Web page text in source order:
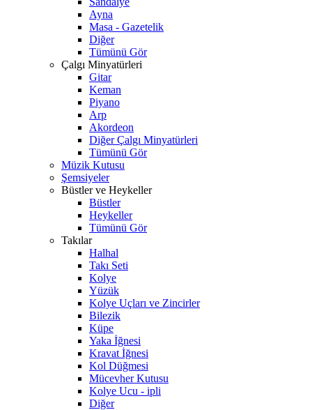
Ayna
Masa - Gazetelik
Diğer
Tümünü Gör
Çalgı Minyatürleri
Gitar
Keman
Piyano
Arp
Akordeon
Diğer Çalgı Minyatürleri
Tümünü Gör
Müzik Kutusu
Şemsiyeler
Büstler ve Heykeller
Büstler
Heykeller
Tümünü Gör
Takılar
Halhal
Takı Seti
Kolye
Yüzük
Kolye Uçları ve Zincirler
Bilezik
Küpe
Yaka İğnesi
Kravat İğnesi
Kol Düğmesi
Mücevher Kutusu
Kolye Ucu - ipli
Diğer